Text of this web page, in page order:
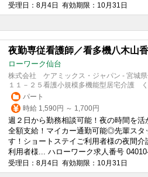
受理日：8月4日 有効期限：10月31日
夜勤専従看護師／看多機八木山
ローワーク仙台
株式会社 ケアミックス・ジャパン - 宮城
１１－２５看護小規模多機能型居宅介護
パート
時給 1,590円 ～ 1,700円
週２日から勤務相談可能！夜の時間を
全額支給！マイカー通勤可能◎先輩スタ
す！ショートステイご利用者様の夜間
利用者様... ハローワーク求人番号
受理日：8月4日 有効期限：10月31日